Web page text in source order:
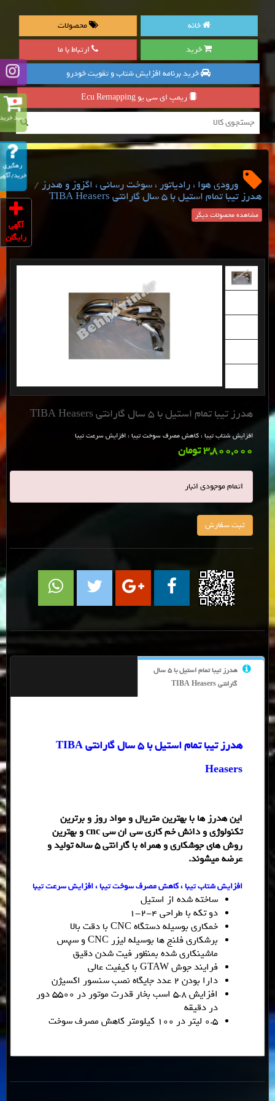
خانه
محصولات
خرید
ارتباط با ما
خرید برنامه افزایش شتاب و تقویت خودرو
ریمپ ای سی یو Ecu Remapping
ورودی هوا ، رادیاتور ، سوخت رسانی ، اگزوز و هدرز/
هدرز تیبا تمام استیل با 5 سال گارانتی TIBA Heasers
مشاهده محصولات دیگر
هدرز تیبا تمام استیل با 5 سال گارانتی TIBA Heasers
افزایش شتاب تیبا ، کاهش مصرف سوخت تیبا ، افزایش سرعت تیبا
3,800,000 تومان
اتمام موجودی انبار
ثبت سفارش
هدرز تیبا تمام استیل با 5 سال
گارانتی TIBA Heasers
هدرز تیبا تمام استیل با 5 سال گارانتی TIBA
Heasers
این هدرز ها با بهترین متریال و مواد روز و برترین
تکنولوژی و دانش خم کاری سی ان سی cnc و بهترین
روش های جوشکاری و همراه با گارانتی ۵ ساله تولید و
عرضه میشوند.
افزایش شتاب تیبا ، کاهش مصرف سوخت تیبا ، افزایش سرعت تیبا
ساخته شده از استیل
دو تکه با طراحی 4-2-1
خمکاری بوسیله دستگاه CNC با دقت بالا
برشکاری فلنج ها بوسیله لیزر CNC و سپس
ماشینکاری شده بمنظور فیت شدن دقیق
فرایند جوش GTAW با کیفیت عالی
دارا بودن 2 عدد جایگاه نصب سنسور اکسیژن
افزایش 5.8 اسب بخار قدرت موتور در 5500 دور
در دقیقه
0.5 لیتر در 100 کیلومتر کاهش مصرف سوخت
0
سبد خرید
رهگیری
خرید/
آگهی
رایگان